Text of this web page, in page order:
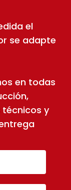
el
se adapte
en todas
y